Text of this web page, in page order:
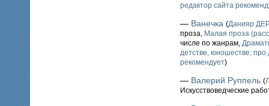
редактор сайта
— Ванечка (Данияр
проза, Малая проза
числе по жанрам,
детстве, юношестве; про
рекомендует)
— Валерий Руппель (
Искусствоведческие